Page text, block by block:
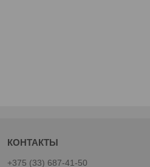
+375 (33) 687-41-50